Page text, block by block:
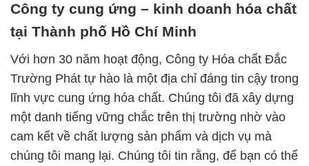
Công ty cung ứng – kinh doanh hóa chất
tại Thành phố Hồ Chí Minh
Với hơn 30 năm hoạt động, Công ty Hóa chất Đắc
Trường Phát tự hào là một địa chỉ đáng tin cậy trong
lĩnh vực cung ứng hóa chất. Chúng tôi đã xây dựng
một danh tiếng vững chắc trên thị trường nhờ vào
cam kết về chất lượng sản phẩm và dịch vụ mà
chúng tôi mang lại. Chúng tôi tin rằng, để bạn có thể